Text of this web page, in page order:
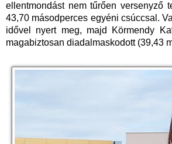
ellentmondást nem tűrően versenyző
43,70 másodperces egyéni csúccsal.
idővel nyert meg, majd Körmendy
magabiztosan diadalmaskodott (39,43